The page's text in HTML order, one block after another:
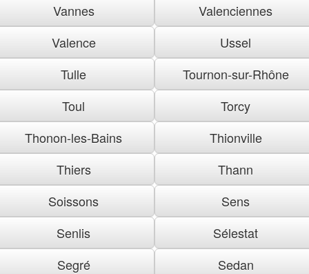
Vannes
Valenciennes
Valence
Ussel
Tulle
Tournon-sur-Rhône
Toul
Torcy
Thonon-les-Bains
Thionville
Thiers
Thann
Soissons
Sens
Senlis
Sélestat
Segré
Sedan